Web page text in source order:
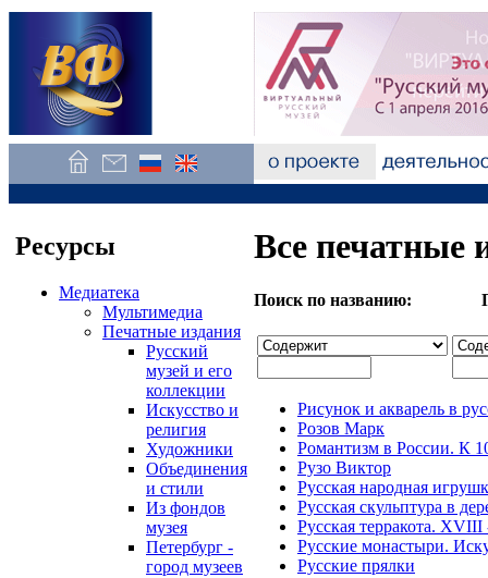
Ресурсы
Медиатека
Мультимедиа
Печатные издания
Русский
музей и его
коллекции
Искусство и
религия
Художники
Объединения
и стили
Из фондов
музея
Петербург -
город музеев
Все печатные
Поиск по названию:
Рисунок и акварель в
Розов Марк
Романтизм в России. К
Рузо Виктор
Русская народная
Русская скульптура в
Русская терракота.
Русские монастыри.
Русские прялки